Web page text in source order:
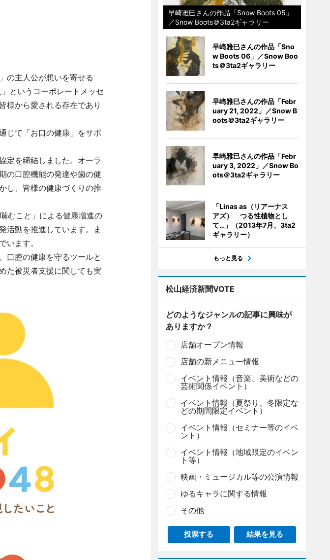
の主人公が想いを寄せる
というコーポレートメッセ
様から愛される存在であり
じて「お口の健康」をサポ
定を締結しました。オーラ
の口腔機能の発達や歯の健
し、皆様の健康づくりの推
むこと」による健康増進の
活動を推進しています。ま
います。
口腔の健康を守るツールと
た被災者支援に関しても実
早崎雅巳さんの作品「Snow Boots 05」
／Snow Boots＠3ta2ギャラリー
早崎雅巳さんの作品「Sno
w Boots 06」／Snow Boo
ts＠3ta2ギャラリー
早崎雅巳さんの作品「Febr
uary 21, 2022」／Snow B
oots＠3ta2ギャラリー
早崎雅巳さんの作品「Febr
uary 3, 2022」／Snow Bo
ots＠3ta2ギャラリー
「Linas as（リアーナス
アズ） つる性植物とし
て…」（2013年7月、3ta2
ギャラリー）
もっと見る
松山経済新聞VOTE
どのようなジャンルの記事に興味が
ありますか？
店舗オープン情報
店舗の新メニュー情報
イベント情報（音楽、美術などの
芸術関係イベント）
イベント情報（夏祭り、冬限定な
どの期間限定イベント）
イベント情報（セミナー等のイベ
ント）
イベント情報（地域限定のイベン
ト等）
映画・ミュージカル等の公演情報
ゆるキャラに関する情報
その他
投票する 結果を見る